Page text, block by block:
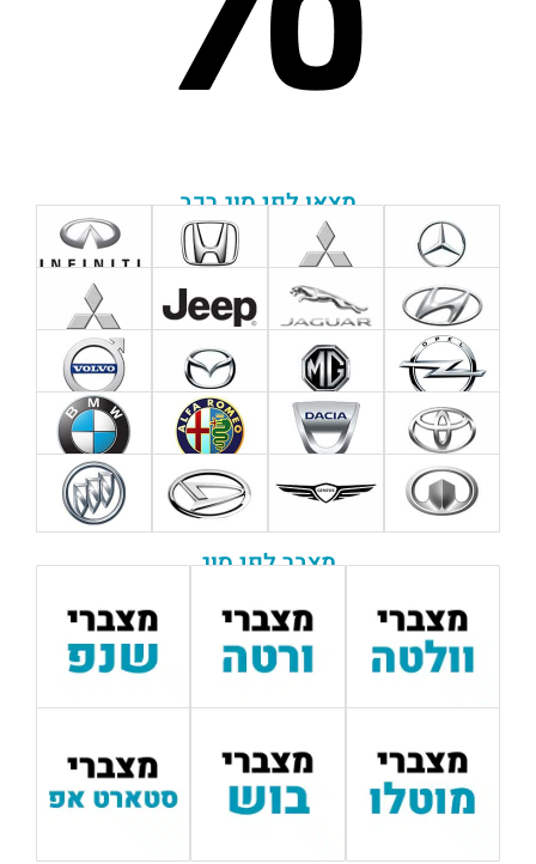
מצאו לפי סוג רכב
מצבר לפי סוג